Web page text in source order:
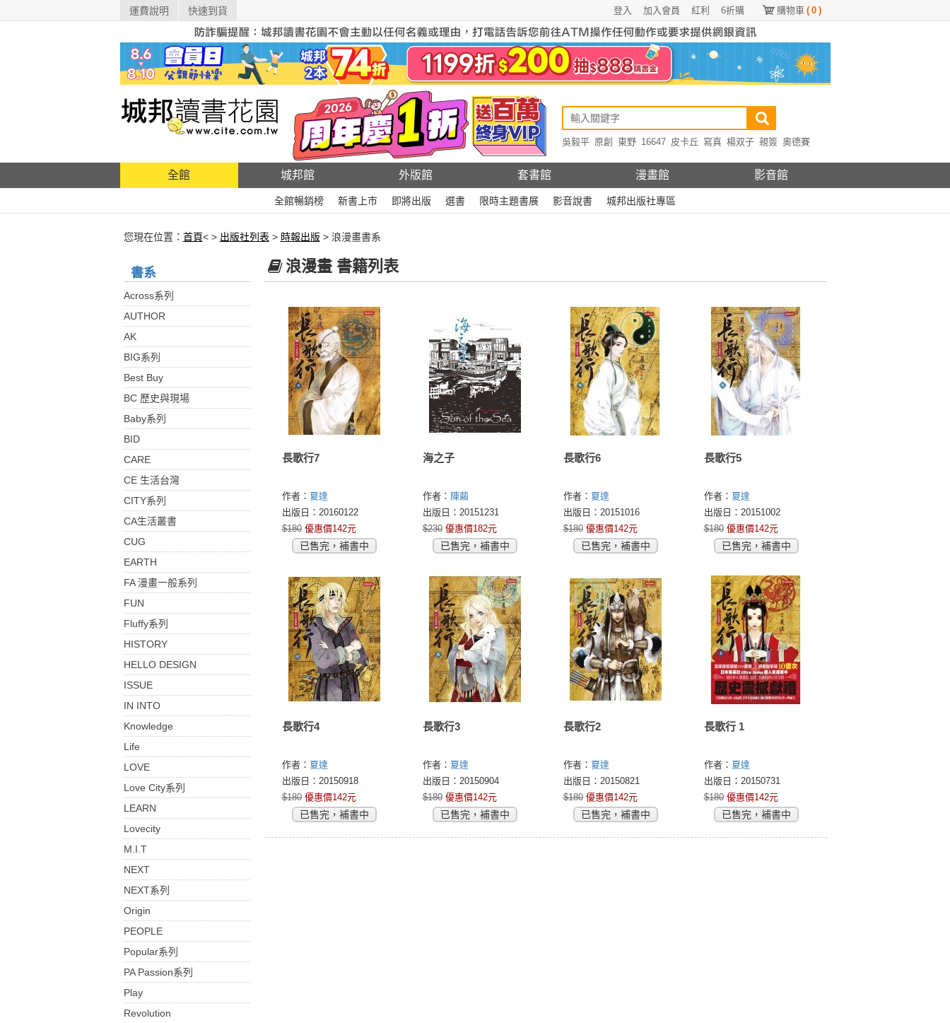
運費說明 快速到貨 購物車 ( 0 )
6折購
紅利
加入會員
登入
吳毅平 原創 東野 16647 皮卡丘 寫真 楊双子 親簽 奧德賽
全館 城邦館 外版館 套書館 漫畫館 影音館
全館暢銷榜 新書上市 即將出版 選書 限時主題書展 影音說書 城邦出版社專區
您現在位置： 首頁< > 出版社列表 > 時報出版 > 浪漫畫書系
書系
Across系列
AUTHOR
AK
BIG系列
Best Buy
BC 歷史與現場
Baby系列
BID
CARE
CE 生活台灣
CITY系列
CA生活叢書
CUG
EARTH
FA 漫畫一般系列
FUN
Fluffy系列
HISTORY
HELLO DESIGN
ISSUE
IN INTO
Knowledge
Life
LOVE
Love City系列
LEARN
Lovecity
M.I.T
NEXT
NEXT系列
Origin
PEOPLE
Popular系列
PA Passion系列
Play
Revolution
浪漫畫 書籍列表
長歌行7
作者： 夏達
出版日：20160122
$180 優惠價142元
已售完，補書中
海之子
作者： 陳繭
出版日：20151231
$230 優惠價182元
已售完，補書中
長歌行6
作者： 夏達
出版日：20151016
$180 優惠價142元
已售完，補書中
長歌行5
作者： 夏達
出版日：20151002
$180 優惠價142元
已售完，補書中
長歌行4
作者： 夏達
出版日：20150918
$180 優惠價142元
已售完，補書中
長歌行3
作者： 夏達
出版日：20150904
$180 優惠價142元
已售完，補書中
長歌行2
作者： 夏達
出版日：20150821
$180 優惠價142元
已售完，補書中
長歌行 1
作者： 夏達
出版日：20150731
$180 優惠價142元
已售完，補書中